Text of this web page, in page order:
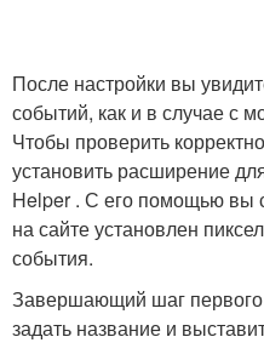
После настройки вы
событий, как и в случае с
Чтобы проверить
установить расширение
Helper . С его помощью вы
на сайте установлен
события.
Завершающий шаг
задать название и